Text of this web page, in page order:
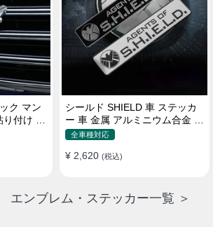
ク マン
付け 装
シールド SHIELD 車 ステッカ
ー 車 金属 アルミニウム合金 ス
クラッチオクルージョン ステ
全車種対応
¥ 2,620 (税込)
エンブレム・ステッカー一覧 ＞